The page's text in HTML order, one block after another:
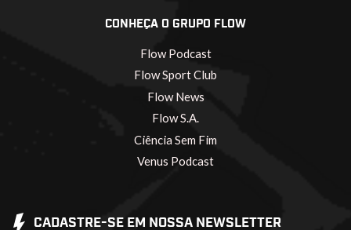
CONHEÇA O GRUPO FLOW
Flow Podcast
Flow Sport Club
Flow News
Flow S.A.
Ciência Sem Fim
Venus Podcast
CADASTRE-SE EM NOSSA NEWSLETTER